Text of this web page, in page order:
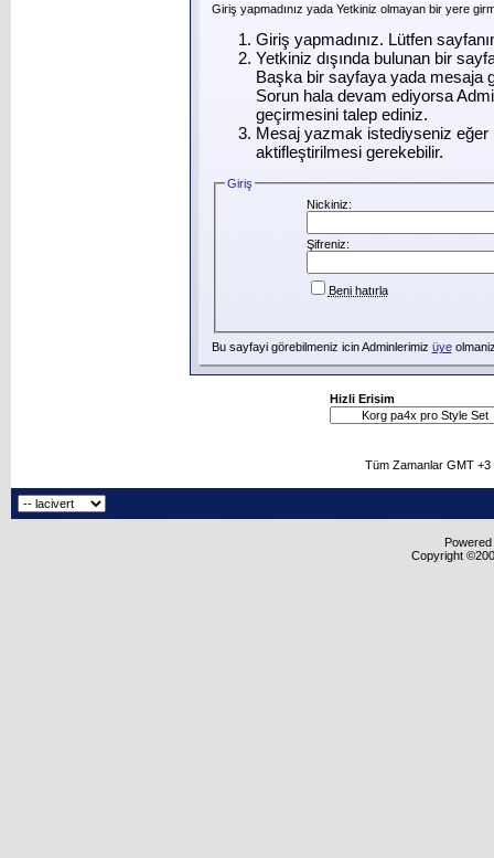
Giriş yapmadınız yada Yetkiniz olmayan bir yere
Giriş yapmadınız. Lütfen
Yetkiniz dışında bulunan bir
Başka bir sayfaya yada mesaja
Sorun hala devam ediyorsa
geçirmesini talep ediniz.
Mesaj yazmak istediyseniz eğer
aktifleştirilmesi gerekebilir.
Giriş
Nickiniz:
Şifreniz:
Beni hatırla
Bu sayfayi görebilmeniz icin Adminlerimiz üye
Hizli Erisim
Tüm Zamanlar GMT
Copyright